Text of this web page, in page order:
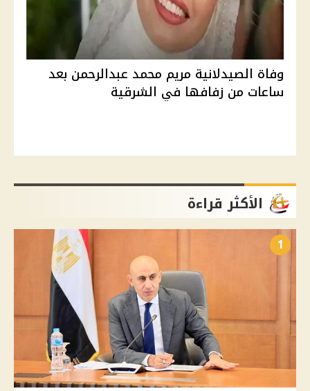
وفاة الصيدلانية مريم محمد عبدالرحمن بعد
ساعات من زفافها في الشرقية
الأكثر قراءة
1